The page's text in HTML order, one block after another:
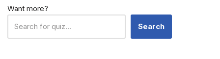
Want more?
Search